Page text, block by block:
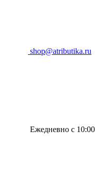
shop@atributika.ru
Ежедневно с 10:00